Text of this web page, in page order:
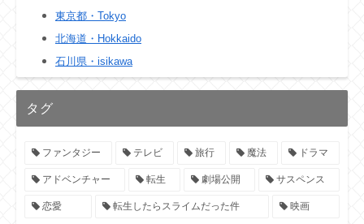
東京都・Tokyo
北海道・Hokkaido
石川県・isikawa
タグ
ファンタジー テレビ 旅行 魔法 ドラマ
アドベンチャー 転生 劇場公開 サスペンス
恋愛 転生したらスライムだった件 映画